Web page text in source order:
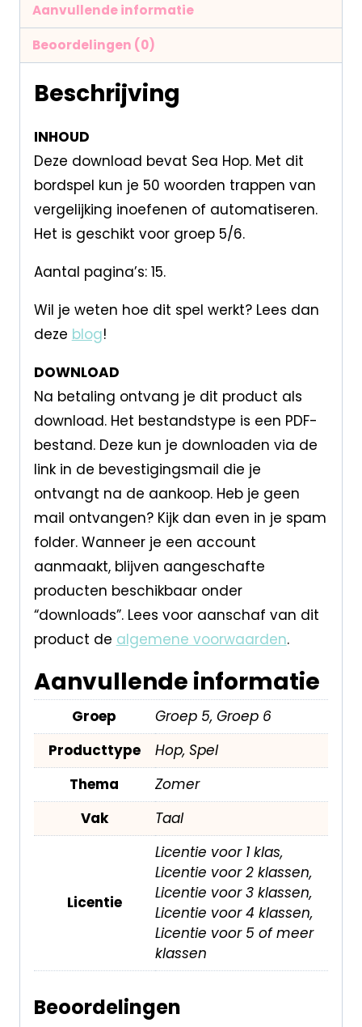
Aanvullende informatie
Beoordelingen (0)
Beschrijving
INHOUD
Deze download bevat Sea Hop. Met dit
bordspel kun je 50 woorden trappen van
vergelijking inoefenen of automatiseren.
Het is geschikt voor groep 5/6.
Aantal pagina’s: 15.
Wil je weten hoe dit spel werkt? Lees dan
deze blog!
DOWNLOAD
Na betaling ontvang je dit product als
download. Het bestandstype is een PDF-
bestand. Deze kun je downloaden via de
link in de bevestigingsmail die je
ontvangt na de aankoop. Heb je geen
mail ontvangen? Kijk dan even in je spam
folder. Wanneer je een account
aanmaakt, blijven aangeschafte
producten beschikbaar onder
“downloads”. Lees voor aanschaf van dit
product de algemene voorwaarden.
Aanvullende informatie
Groep
Groep 5, Groep 6
Producttype
Hop, Spel
Thema
Zomer
Vak
Taal
Licentie
Licentie voor 1 klas,
Licentie voor 2 klassen,
Licentie voor 3 klassen,
Licentie voor 4 klassen,
Licentie voor 5 of meer
klassen
Beoordelingen